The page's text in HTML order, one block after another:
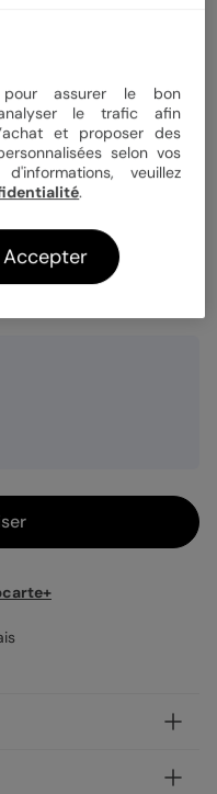
14x14 cm plié
1 carte
Citation,
assurer le bon
le trafic afin
et proposer des
selon vos
veuillez
.
Accepter